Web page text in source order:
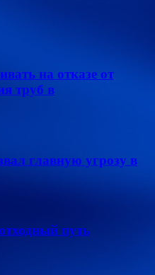
на отказе от
труб в
главную угрозу в
путь